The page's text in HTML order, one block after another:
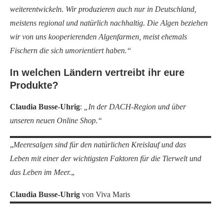
weiterentwickeln. Wir produzieren auch nur in Deutschland,
meistens regional und natürlich nachhaltig. Die Algen beziehen
wir von uns kooperierenden Algenfarmen, meist ehemals
Fischern die sich umorientiert haben.“
In welchen Ländern vertreibt ihr eure
Produkte?
Claudia Busse-Uhrig:
„In der DACH-Region und über
unseren neuen Online Shop.“
„Meeresalgen sind für den natürlichen Kreislauf und das
Leben mit einer der wichtigsten Faktoren für die Tierwelt und
das Leben im Meer.„
Claudia Busse-Uhrig von Viva Maris